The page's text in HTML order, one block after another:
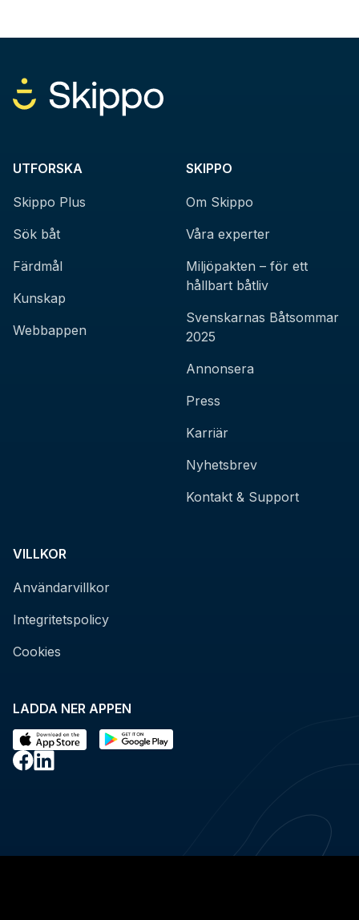
LADDA NER APPEN
UTFORSKA
Skippo Plus
Sök båt
Färdmål
Kunskap
Webbappen
SKIPPO
Om Skippo
Våra experter
Miljöpakten – för ett
hållbart båtliv
Svenskarnas Båtsommar
2025
Annonsera
Press
Karriär
Nyhetsbrev
Kontakt & Support
VILLKOR
Användarvillkor
Integritetspolicy
Cookies